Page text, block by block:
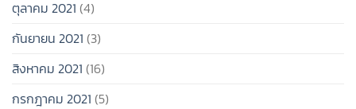
ตุลาคม 2021 (4)
กันยายน 2021 (3)
สิงหาคม 2021 (16)
กรกฎาคม 2021 (5)